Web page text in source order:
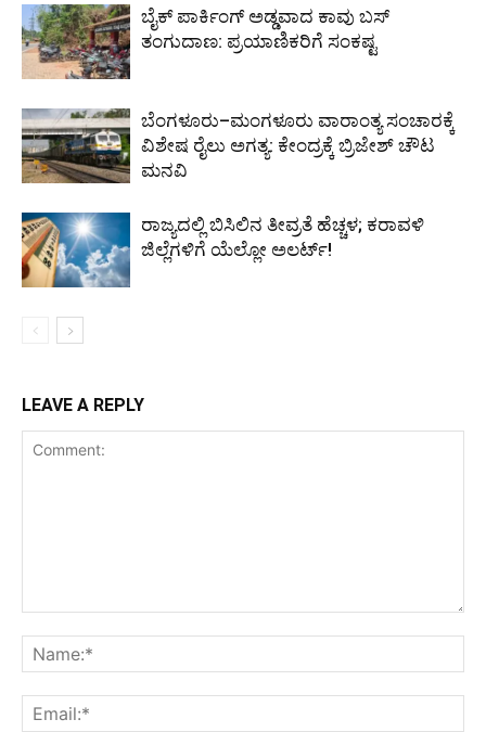
ಬೈಕ್ ಪಾರ್ಕಿಂಗ್ ಅಡ್ಡವಾದ ಕಾವು ಬಸ್
ತಂಗುದಾಣ: ಪ್ರಯಾಣಿಕರಿಗೆ ಸಂಕಷ್ಟ
ಬೆಂಗಳೂರು–ಮಂಗಳೂರು ವಾರಾಂತ್ಯ ಸಂಚಾರಕ್ಕೆ
ವಿಶೇಷ ರೈಲು ಅಗತ್ಯ: ಕೇಂದ್ರಕ್ಕೆ ಬ್ರಿಜೇಶ್ ಚೌಟ
ಮನವಿ
ರಾಜ್ಯದಲ್ಲಿ ಬಿಸಿಲಿನ ತೀವ್ರತೆ ಹೆಚ್ಚಳ; ಕರಾವಳಿ
ಜಿಲ್ಲೆಗಳಿಗೆ ಯೆಲ್ಲೋ ಅಲರ್ಟ್!
LEAVE A REPLY